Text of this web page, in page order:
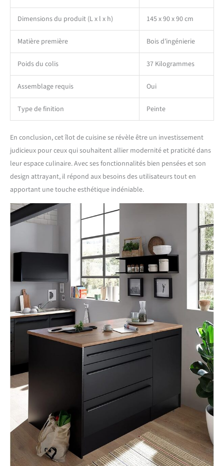
Dimensions du produit (L x l x h) 145 x 90 x 90 cm
Matière première Bois d’ingénierie
Poids du colis 37 Kilogrammes
Assemblage requis Oui
Type de finition Peinte
En conclusion, cet îlot de cuisine se révèle être un investissement
judicieux pour ceux qui souhaitent allier modernité et praticité dans
leur espace culinaire. Avec ses fonctionnalités bien pensées et son
design attrayant, il répond aux besoins des utilisateurs tout en
apportant une touche esthétique indéniable.